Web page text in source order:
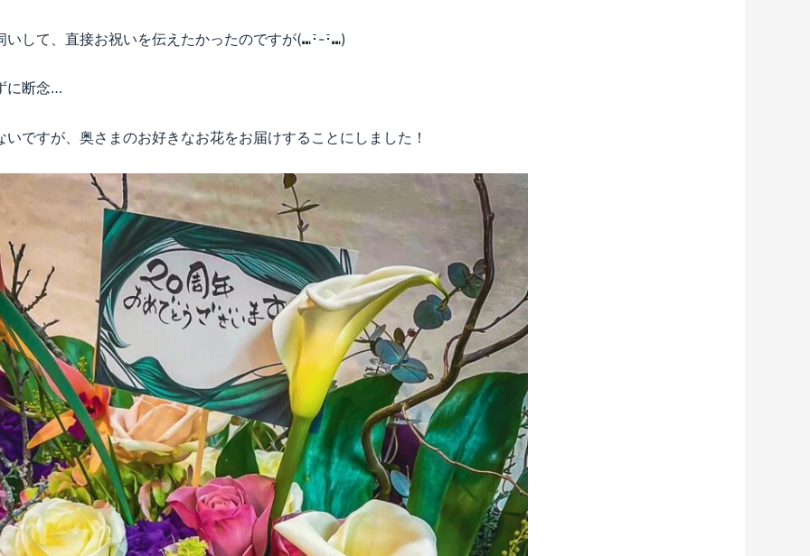
いして、直接お祝いを伝えたかったのですが(⑉･̆-･̆⑉)
に断念…
ですが、奥さまのお好きなお花をお届けすることにしました！